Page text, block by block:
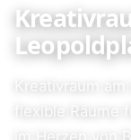
Kreativraum
flexible Räume